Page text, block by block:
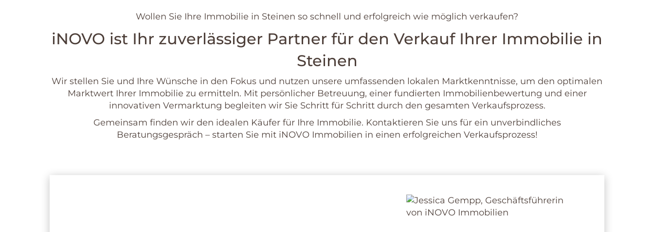
Wollen Sie Ihre Immobilie in Steinen so schnell und erfolgreich wie möglich verkaufen?
iNOVO ist Ihr zuverlässiger Partner für den Verkauf Ihrer Immobilie in
Steinen
Wir stellen Sie und Ihre Wünsche in den Fokus und nutzen unsere umfassenden lokalen Marktkenntnisse, um den optimalen
Marktwert Ihrer Immobilie zu ermitteln. Mit persönlicher Betreuung, einer fundierten Immobilienbewertung und einer
innovativen Vermarktung begleiten wir Sie Schritt für Schritt durch den gesamten Verkaufsprozess.
Gemeinsam finden wir den idealen Käufer für Ihre Immobilie. Kontaktieren Sie uns für ein unverbindliches
Beratungsgespräch – starten Sie mit iNOVO Immobilien in einen erfolgreichen Verkaufsprozess!